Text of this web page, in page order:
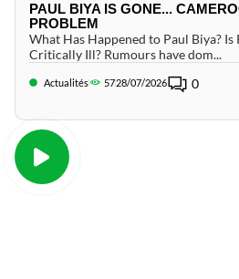
PAUL BIYA IS GONE...
PROBLEM
What Has Happened to Paul Biya?
Critically Ill? Rumours have dom...
Actualités 5728/07/2026 0